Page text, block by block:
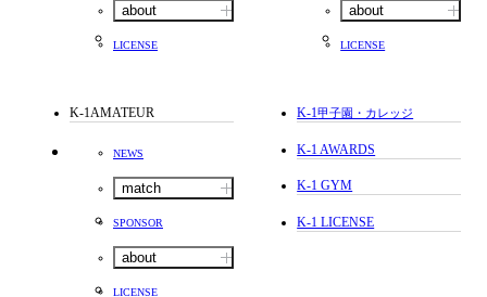
about
LICENSE
about
LICENSE
K-1AMATEUR
NEWS
match
SPONSOR
about
LICENSE
K-1甲子園・カレッジ
K-1 AWARDS
K-1 GYM
K-1 LICENSE